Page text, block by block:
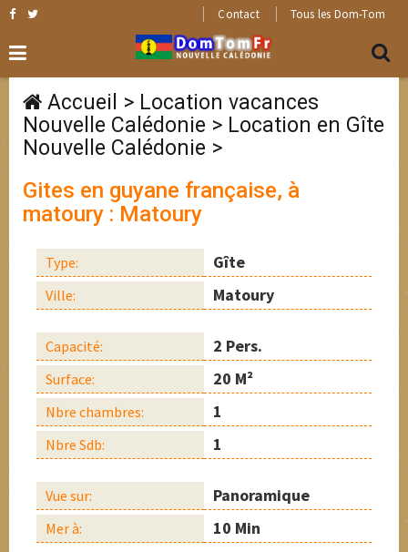
Contact Tous les Dom-Tom
Accueil > Location vacances
Nouvelle Calédonie > Location en Gîte
Nouvelle Calédonie >
Gites en guyane française, à
matoury : Matoury
Type: Gîte
Ville: Matoury
Capacité: 2 Pers.
Surface: 20 M²
Nbre chambres: 1
Nbre Sdb: 1
Vue sur: Panoramique
Mer à: 10 Min